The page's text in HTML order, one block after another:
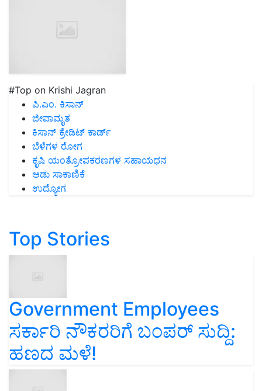
#Top on Krishi Jagran
ಪಿ.ಎಂ. ಕಿಸಾನ್
ಜೀವಾಮೃತ
ಕಿಸಾನ್ ಕ್ರೇಡಿಟ್ ಕಾರ್ಡ್
ಬೆಳೆಗಳ ರೋಗ
ಕೃಷಿ ಯಂತ್ರೋಪಕರಣಗಳ ಸಹಾಯಧನ
ಆಡು ಸಾಕಾಣಿಕೆ
ಉದ್ಯೋಗ
Top Stories
Government Employees
ಸರ್ಕಾರಿ ನೌಕರರಿಗೆ ಬಂಪರ್‌ ಸುದ್ದಿ:
ಹಣದ ಮಳೆ!